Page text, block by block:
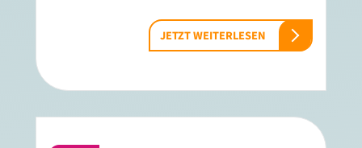
JETZT WEITERLESEN